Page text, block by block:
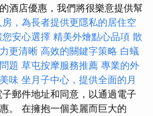
酒店優惠，我們將很樂意提供幫
，為長者提供更隱私的居住空
安心選擇 精美外燴點心品項 散
更清晰 高效的關鍵字策略 白蟻
題 草屯按摩服務推薦 專業的外
味 坐月子中心，提供全面的月
郵件地址和同意，以通過電子
。 在擁抱一個美麗而巨大的